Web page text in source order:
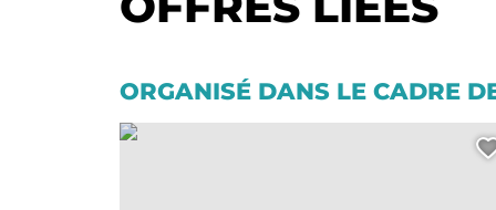
ORGANISÉ DANS LE CADRE
Salle La Pléiade, © Mairie Etaules